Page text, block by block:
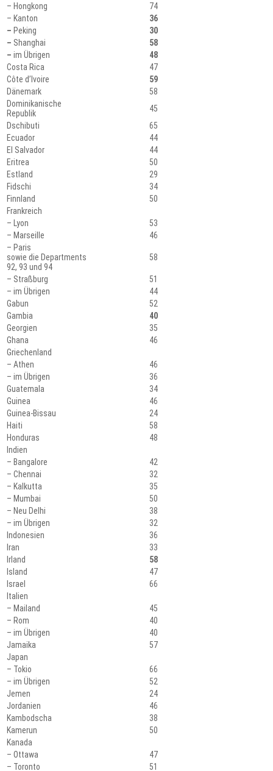
– Hongkong
74
– Kanton
36
– Peking
30
– Shanghai
58
– im Übrigen
48
Costa Rica
47
Côte d’Ivoire
59
Dänemark
58
Dominikanische
Republik
45
Dschibuti
65
Ecuador
44
El Salvador
44
Eritrea
50
Estland
29
Fidschi
34
Finnland
50
Frankreich
– Lyon
53
– Marseille
46
– Paris
sowie die Departments
92, 93 und 94
58
– Straßburg
51
– im Übrigen
44
Gabun
52
Gambia
40
Georgien
35
Ghana
46
Griechenland
– Athen
46
– im Übrigen
36
Guatemala
34
Guinea
46
Guinea-Bissau
24
Haiti
58
Honduras
48
Indien
– Bangalore
42
– Chennai
32
– Kalkutta
35
– Mumbai
50
– Neu Delhi
38
– im Übrigen
32
Indonesien
36
Iran
33
Irland
58
Island
47
Israel
66
Italien
– Mailand
45
– Rom
40
– im Übrigen
40
Jamaika
57
Japan
– Tokio
66
– im Übrigen
52
Jemen
24
Jordanien
46
Kambodscha
38
Kamerun
50
Kanada
– Ottawa
47
– Toronto
51